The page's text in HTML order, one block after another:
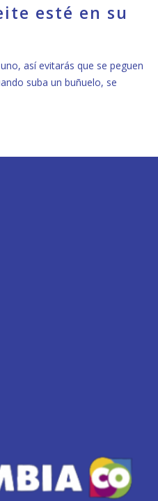
esté en su
así evitarás que se peguen
suba un buñuelo, se